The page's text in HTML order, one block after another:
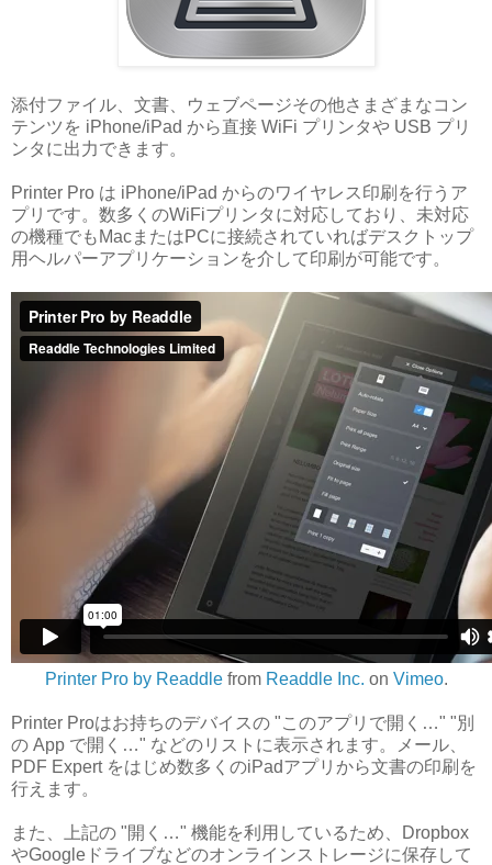
添付ファイル、文書、ウェブページその他さまざまなコン
テンツを iPhone/iPad から直接 WiFi プリンタや USB プリ
ンタに出力できます。
Printer Pro は iPhone/iPad からのワイヤレス印刷を行うア
プリです。数多くのWiFiプリンタに対応しており、未対応
の機種でもMacまたはPCに接続されていればデスクトップ
用ヘルパーアプリケーションを介して印刷が可能です。
Printer Pro by Readdlefrom Readdle Inc. on Vimeo.
Printer Proはお持ちのデバイスの "このアプリで開く…" "別
の App で開く…" などのリストに表示されます。メール、
PDF Expert をはじめ数多くのiPadアプリから文書の印刷を
行えます。
また、上記の "開く…" 機能を利用しているため、Dropbox
やGoogleドライブなどのオンラインストレージに保存して